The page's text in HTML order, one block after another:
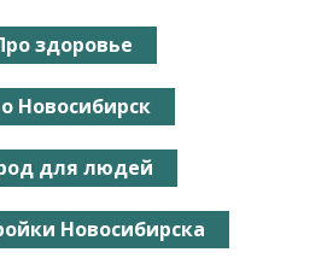
здоровье
Новосибирск
для людей
Новосибирска